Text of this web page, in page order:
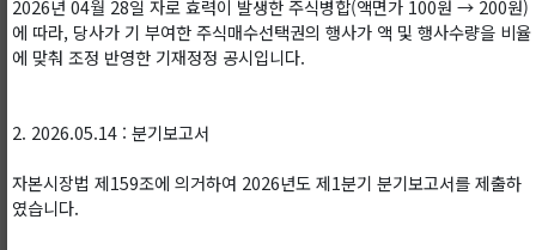
2026년 04월 28일 자로 효력이 발생한 주식병합(액면가 100원 → 200원)
에 따라, 당사가 기 부여한 주식매수선택권의 행사가 액 및 행사수량을 비율
에 맞춰 조정 반영한 기재정정 공시입니다.
2. 2026.05.14 : 분기보고서
자본시장법 제159조에 의거하여 2026년도 제1분기 분기보고서를 제출하
였습니다.